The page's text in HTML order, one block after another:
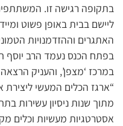
בתקופה רגישה זו.
ליישם בבית באופן פשוט
האתגרים וההזדמנויות
בפתח הכנס נעמד הרב יוסף
במרכז ‘מצפן’, והעניק
“ארגז הכלים המעשי ליצירת
מתוך שנות ניסיון עשירות
אסטרטגיות מעשיות וכלים